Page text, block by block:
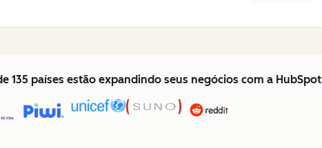
135 países estão expandindo seus negócios com a HubSpot